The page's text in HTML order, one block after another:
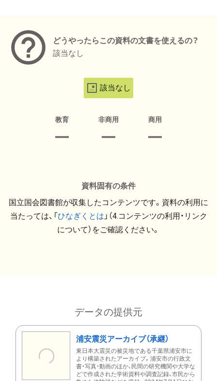
どうやったらこの資料の文書を使えるの？
該当なし
該当なし
教育 非商用 商用
資料固有の条件
国立国会図書館が収集したコンテンツです。資料の利用に
当たっては、「ひなぎくとは 」（4.コンテンツの利用・リンク
について）をご確認ください。
データの提供元
浦安震災アーカイブ（承継）
東日本大震災の被災地である千葉県浦安市に
より構築されたアーカイブ。浦安市の行政文
書・写真・動画のほか、民間の研究機関や大学な
どで作成された学術資料や調査記録、市民から